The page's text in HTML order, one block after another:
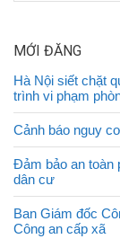
MỚI ĐĂNG
Hà Nội siết chặt
trình vi phạm
Cảnh báo nguy
Đảm bảo an toàn
dân cư
Ban Giám đốc
Công an cấp xã